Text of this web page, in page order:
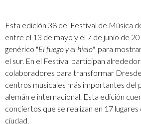
Esta edición 38 del Festival de Música
entre el 13 de mayo y el 7 de junio de
genérico "El fuego y el hielo" para
el sur. En el Festival participan
colaboradores para transformar
centros musicales más importantes del
alemán e internacional. Esta edición
conciertos que se realizan en 17
ciudad.